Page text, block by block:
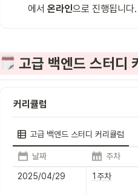
에서 온라인으로 진행됩니다.
고급 백엔드 스터디
커리큘럼
고급 백엔드 스터디 커리큘럼
날짜 주차
2025/04/29 1주차